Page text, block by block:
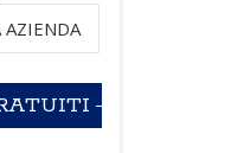
AZIENDA